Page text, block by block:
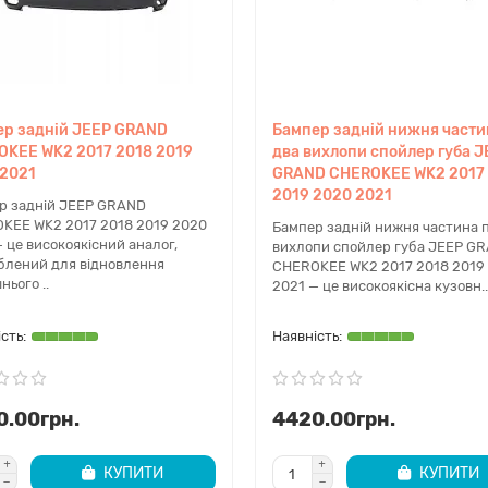
кузовні запчастини Jeep Grand Cherokee WK2 2017–2022 мають
фарбувати кузовні деталі після покупки?
кузовних запчастин постачаються під фарбування, що
запчастини Jeep Grand Cherokee WK2 відправляються максимально
дня.
підібрати запчастини за VIN-кодом?
менеджери допоможуть підібрати кузовні запчастини Jeep Grand
задній JEEP GRAND
WK2 2017 2018 2019
задній JEEP GRAND
WK2 2017 2018 2019 2020
високоякісний аналог,
для відновлення
..
КУПИТИ
Бампер задній нижня
два вихлопи спойлер губа
GRAND CHEROKEE WK2
2019 2020 2021
Бампер задній нижня частина
вихлопи спойлер губа JEEP
CHEROKEE WK2 2017 2018
2021 — це високоякісна кузовн..
4420.00грн.
КУПИТИ